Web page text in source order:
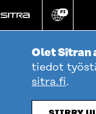
suoraan
sisältöön
Vaihda
kieli
FI
Olet Sitran
tiedot
sitra.fi.